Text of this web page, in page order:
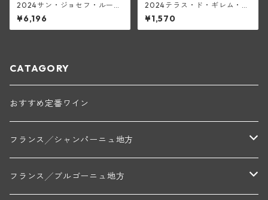
2024サン・ジョセフ・ルージ
ュ・オフル(ジャン・ルイ・シ
ャーヴ・セレクション)
¥6,196
2024テラス・ド・ギレム・ル
ージュ・ヴィエーユ・ヴィー
ニュ<ペイ・デロ―>(ムーラ
ン・ド・ガサック)
¥1,570
CATAGORY
おすすめ定番ワイン
フランス╱シャンパーニュ地方
モンターニュ・ド・ランス
フランス╱ブルゴーニュ地方